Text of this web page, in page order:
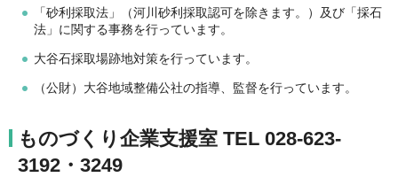
「砂利採取法」（河川砂利採取認可を除きます。）及び「採石
法」に関する事務を行っています。
大谷石採取場跡地対策を行っています。
（公財）大谷地域整備公社の指導、監督を行っています。
ものづくり企業支援室 TEL 028-623-
3192・3249